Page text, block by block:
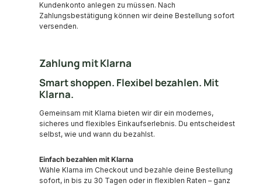
Kundenkonto anlegen zu müssen. Nach
Zahlungsbestätigung können wir deine Bestellung sofort
versenden.
Zahlung mit Klarna
Smart shoppen. Flexibel bezahlen. Mit
Klarna.
Gemeinsam mit Klarna bieten wir dir ein modernes,
sicheres und flexibles Einkaufserlebnis. Du entscheidest
selbst, wie und wann du bezahlst.
Einfach bezahlen mit Klarna
Wähle Klarna im Checkout und bezahle deine Bestellung
sofort, in bis zu 30 Tagen oder in flexiblen Raten – ganz